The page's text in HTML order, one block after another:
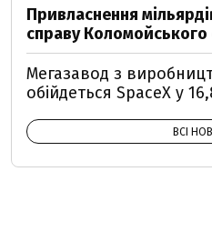
Привласнення
справу Коломойського
Мегазавод з
обійдеться SpaceX у
ВСІ